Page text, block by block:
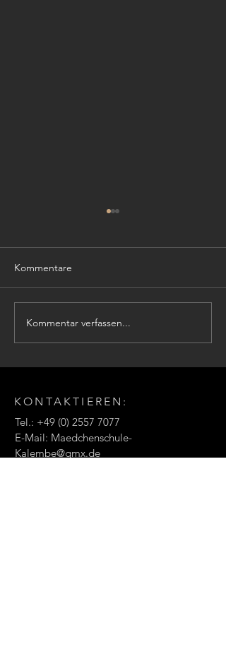
Molkerei Söbbeke
spendet für Schulprojekt
Kommentare
Kommentar verfassen...
KONTAKTIEREN:
Tel.: +49 (0) 2557 7077
E-Mail: Maedchenschule-
Kalembe@gmx.de